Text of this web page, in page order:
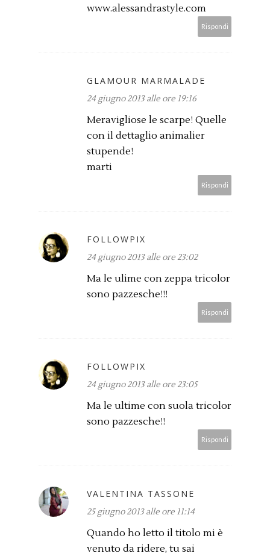
www.alessandrastyle.com
Rispondi
GLAMOUR MARMALADE
24 giugno 2013 alle ore 19:16
Meravigliose le scarpe! Quelle
con il dettaglio animalier
stupende!
marti
Rispondi
FOLLOWPIX
24 giugno 2013 alle ore 23:02
Ma le ulime con zeppa tricolor
sono pazzesche!!!
Rispondi
FOLLOWPIX
24 giugno 2013 alle ore 23:05
Ma le ultime con suola tricolor
sono pazzesche!!
Rispondi
VALENTINA TASSONE
25 giugno 2013 alle ore 11:14
Quando ho letto il titolo mi è
venuto da ridere, tu sai